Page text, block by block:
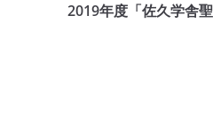
2019年度「佐久学舎